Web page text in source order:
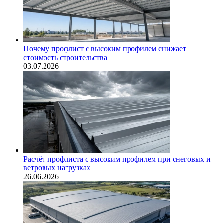
Почему профлист с высоким профилем снижает
стоимость строительства
03.07.2026
Расчёт профлиста с высоким профилем при снеговых и
ветровых нагрузках
26.06.2026